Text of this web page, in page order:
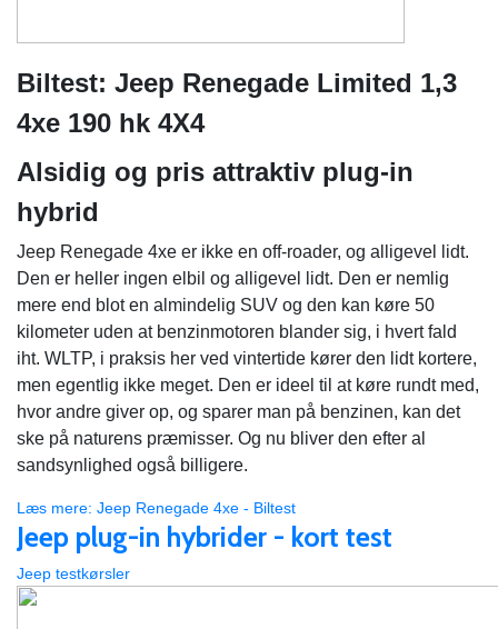
Biltest: Jeep Renegade Limited 1,3
4xe 190 hk 4X4
Alsidig og pris attraktiv plug-in
hybrid
Jeep Renegade 4xe er ikke en off-roader, og alligevel lidt.
Den er heller ingen elbil og alligevel lidt. Den er nemlig
mere end blot en almindelig SUV og den kan køre 50
kilometer uden at benzinmotoren blander sig, i hvert fald
iht. WLTP, i praksis her ved vintertide kører den lidt kortere,
men egentlig ikke meget. Den er ideel til at køre rundt med,
hvor andre giver op, og sparer man på benzinen, kan det
ske på naturens præmisser. Og nu bliver den efter al
sandsynlighed også billigere.
Læs mere: Jeep Renegade 4xe - Biltest
Jeep plug-in hybrider - kort test
Jeep testkørsler